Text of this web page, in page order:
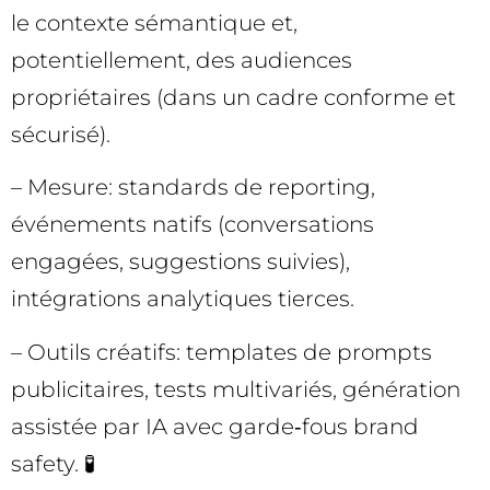
le contexte sémantique et,
potentiellement, des audiences
propriétaires (dans un cadre conforme et
sécurisé).
– Mesure: standards de reporting,
événements natifs (conversations
engagées, suggestions suivies),
intégrations analytiques tierces.
– Outils créatifs: templates de prompts
publicitaires, tests multivariés, génération
assistée par IA avec garde‑fous brand
safety. 🧪